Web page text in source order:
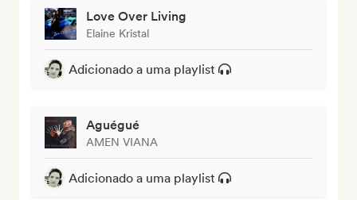
Love Over Living
Elaine Kristal
Adicionado a uma playlist
Aguégué
AMEN VIANA
Adicionado a uma playlist